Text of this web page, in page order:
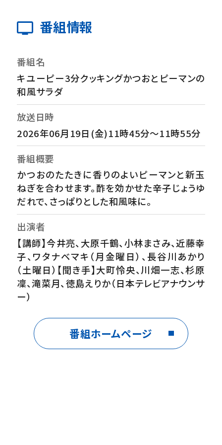
番組情報
番組名
キユーピー3分クッキングかつおとピーマンの
和風サラダ
放送日時
2026年06月19日(金)11時45分～11時55分
番組概要
かつおのたたきに香りのよいピーマンと新玉
ねぎを合わせます。酢を効かせた辛子じょうゆ
だれで、さっぱりとした和風味に。
出演者
【講師】今井亮、大原千鶴、小林まさみ、近藤幸
子、ワタナベマキ（月金曜日）、長谷川あかり
（土曜日）【聞き手】大町怜央、川畑一志、杉原
凜、滝菜月、徳島えりか（日本テレビアナウンサ
ー）
番組内容
番組HPは
http://www.ntv.co.jp/3min/
番組ホームページ